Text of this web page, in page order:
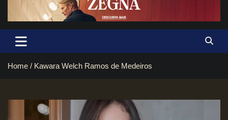
Home Kawara Welch Ramos de Medeiros